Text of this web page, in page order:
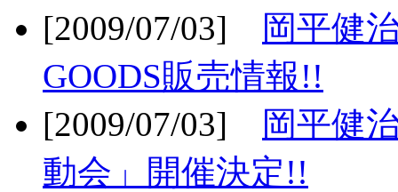
[2009/07/03]
岡平健
GOODS販売情報!!
[2009/07/03]
岡平健
動会」開催決定!!